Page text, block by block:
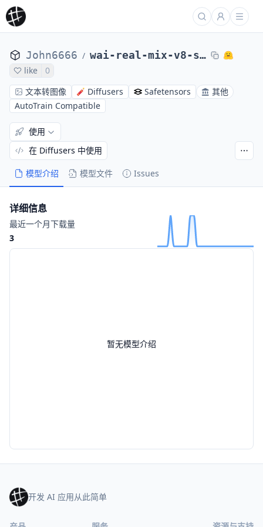
John6666 / wai-real-mix-v8-sdxl-spo
like
0
文本转图像
Diffusers Safetensors
其他
AutoTrain Compatible
模型介绍 模型文件 Issues
使用
在 Diffusers 中使用
暂无模型介绍
详细信息
最近一个月下载量
3
开发 AI 应用从此简单